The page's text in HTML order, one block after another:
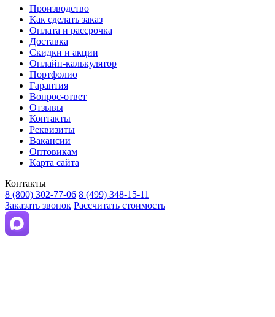
Производство
Как сделать заказ
Оплата и рассрочка
Доставка
Скидки и акции
Онлайн-калькулятор
Портфолио
Гарантия
Вопрос-ответ
Отзывы
Контакты
Реквизиты
Вакансии
Оптовикам
Карта сайта
Контакты
8 (800) 302-77-06 8 (499) 348-15-11
Заказать звонок Рассчитать стоимость